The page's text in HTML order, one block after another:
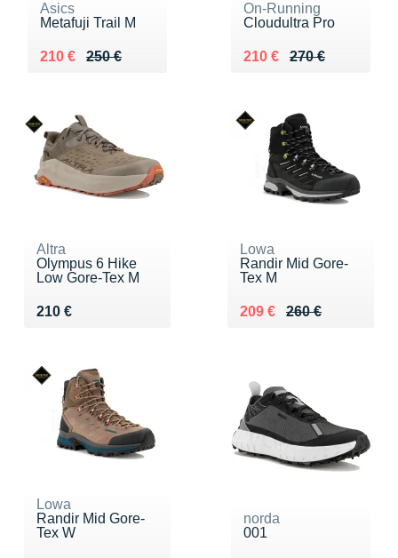
Asics
Metafuji Trail M
250 €
Au lieu de 250 €
210 €
Vendu 210 €
On-Running
Cloudultra Pro
270 €
Au lieu de 270 €
210 €
Vendu 210 €
Altra
Olympus 6 Hike
Low Gore-Tex M
210 €
Vendu 210 €
Lowa
Randir Mid Gore-
Tex M
260 €
Au lieu de 260 €
209 €
Vendu 209 €
Lowa
Randir Mid Gore-
Tex W
norda
001